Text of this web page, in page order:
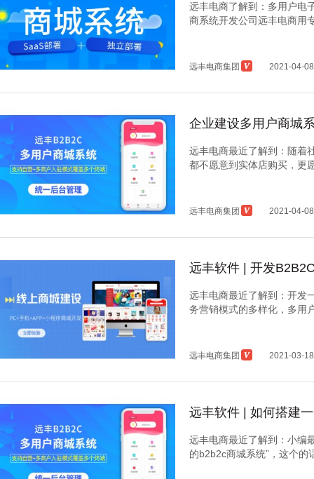
远丰电商了解到：多用户电
商系统开发公司远丰电商用
远丰电商集团 2021-04-08
企业建设多用户商城
远丰电商最近了解到：随着
都不愿意到实体店购买，更
远丰电商集团 2021-04-08
远丰软件 | 开发
远丰电商最近了解到：开发
务营销模式的多样化，多用
远丰电商集团 2021-03-18
远丰软件 | 如何搭建
远丰电商最近了解到：小编
的b2b2c商城系统”，这个的